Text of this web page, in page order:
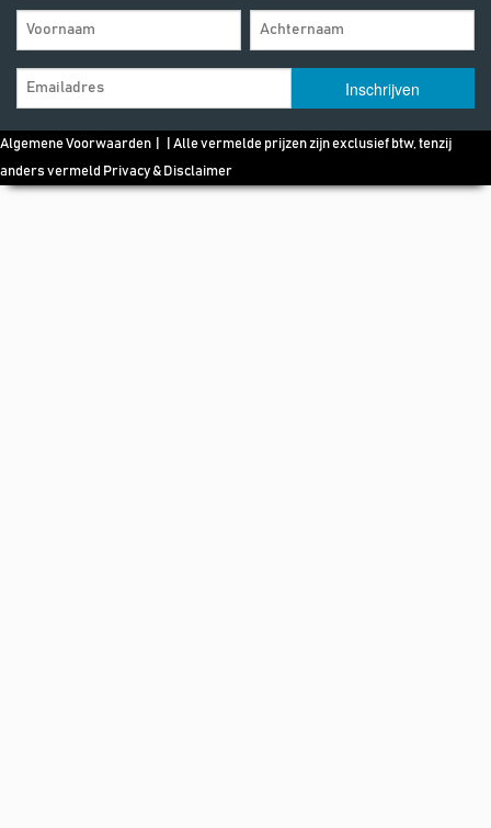
Algemene Voorwaarden | | Alle vermelde prijzen zijn exclusief btw, tenzij
anders vermeld Privacy & Disclaimer